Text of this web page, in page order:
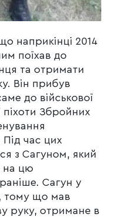
наприкінці 2014
поїхав до
та отримати
Він прибув
до військової
Збройних
час цих
з Сагуном, який
на цю
Сагун у
тому що мав
руку, отримане в